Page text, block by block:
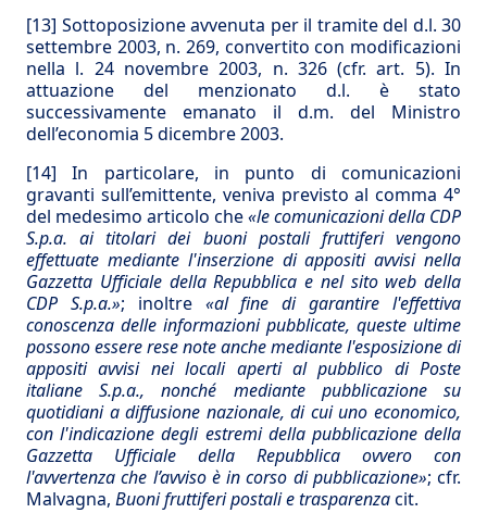
[13] Sottoposizione avvenuta per il tramite del d.l. 30
settembre 2003, n. 269, convertito con modificazioni
nella l. 24 novembre 2003, n. 326 (cfr. art. 5). In
attuazione del menzionato d.l. è stato
successivamente emanato il d.m. del Ministro
dell’economia 5 dicembre 2003.
[14] In particolare, in punto di comunicazioni
gravanti sull’emittente, veniva previsto al comma 4°
del medesimo articolo che«le comunicazioni della CDP
S.p.a. ai titolari dei buoni postali fruttiferi vengono
effettuate mediante l'inserzione di appositi avvisi nella
Gazzetta Ufficiale della Repubblica e nel sito web della
CDP S.p.a.»; inoltre «al fine di garantire l'effettiva
conoscenza delle informazioni pubblicate, queste ultime
possono essere rese note anche mediante l'esposizione di
appositi avvisi nei locali aperti al pubblico di Poste
italiane S.p.a., nonché mediante pubblicazione su
quotidiani a diffusione nazionale, di cui uno economico,
con l'indicazione degli estremi della pubblicazione della
Gazzetta Ufficiale della Repubblica ovvero con
l'avvertenza che l’avviso è in corso di pubblicazione»; cfr.
Malvagna, Buoni fruttiferi postali e trasparenzacit.